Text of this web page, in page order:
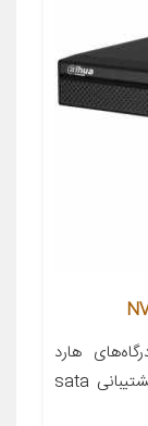
هارد
دیسک ۱ عدد نوع هارد دیسک‌های قابل پشتیبانی sata